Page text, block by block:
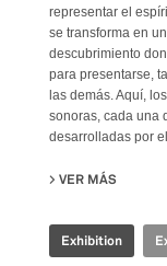
representar el
se transforma en
descubrimiento
para presentarse,
las demás. Aquí,
sonoras, cada una
desarrolladas por
VER MÁS
Exhibition